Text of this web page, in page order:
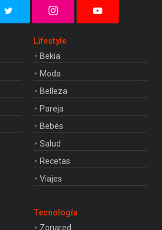
Lifestyle
Bekia
Moda
Belleza
Pareja
Bebés
Salud
Recetas
Viajes
Tecnología
Zonared